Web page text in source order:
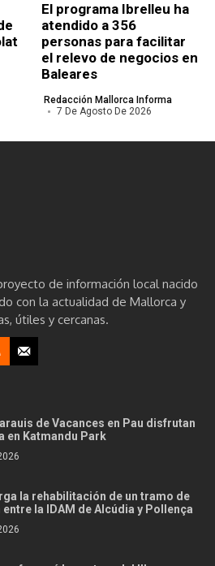
El programa Ibrelleu ha
atendido a 356
personas para facilitar
el relevo de negocios en
Baleares
Redacción Mallorca Informa
7 De Agosto De 2026
de información local nacido
con la actualidad de Mallorca y
útiles y cercanas.
de Vacances en Pau disfrutan
en Katmandu Park
la rehabilitación de un tramo de
la IDAM de Alcúdia y Pollença